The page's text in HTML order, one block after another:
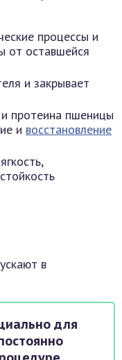
процессы и
от оставшейся
и закрывает
протеина пшеницы
и восстановление
в
для